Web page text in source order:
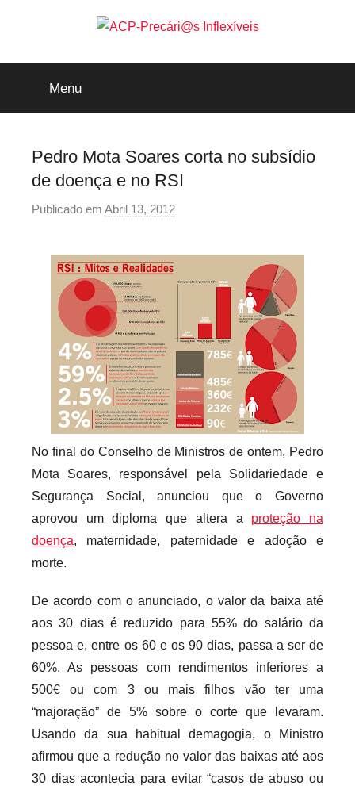
ACP-
Precári@s
Inflexíveis
Menu
Pedro Mota Soares corta no subsídio
de doença e no RSI
Publicado em Abril 13, 2012
a
r
i
o
s
i
n
f
l
e
v
e
i
s
No final do Conselho de Ministros de ontem, Pedro
Mota Soares, responsável pela Solidariedade e
Segurança Social, anunciou que o Governo
aprovou um diploma que altera a proteção na
doença, maternidade, paternidade e adoção e
morte.
De acordo com o anunciado, o valor da baixa até
aos 30 dias é reduzido para 55% do salário da
pessoa e, entre os 60 e os 90 dias, passa a ser de
60%. As pessoas com rendimentos inferiores a
500€ ou com 3 ou mais filhos vão ter uma
“majoração” de 5% sobre o corte que levaram.
Usando da sua habitual demagogia, o Ministro
afirmou que a redução no valor das baixas até aos
30 dias acontecia para evitar “casos de abuso ou